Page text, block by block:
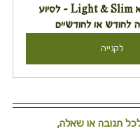
קיט צמחי מרפא Light & Slim - לסיוע
לחודש או לחודשיים
לקנייה
תגובה או שאלה,